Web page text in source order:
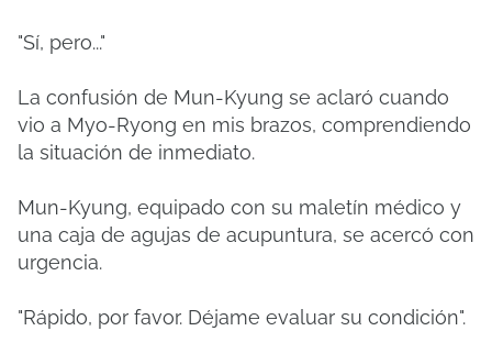
"Sí, pero..."
La confusión de Mun-Kyung se aclaró cuando
vio a Myo-Ryong en mis brazos, comprendiendo
la situación de inmediato.
Mun-Kyung, equipado con su maletín médico y
una caja de agujas de acupuntura, se acercó con
urgencia.
"Rápido, por favor. Déjame evaluar su condición".